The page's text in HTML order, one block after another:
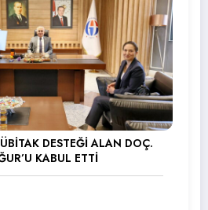
DESTEĞİ ALAN DOÇ.
KABUL ETTİ